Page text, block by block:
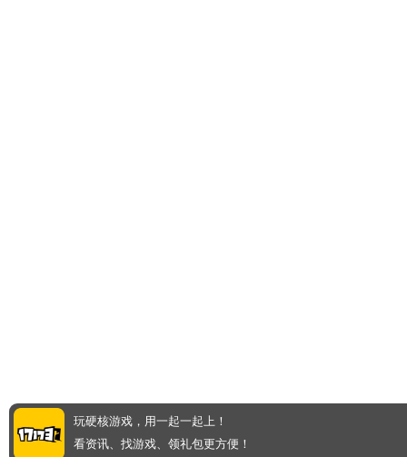
玩硬核游戏，用一起一起上！
看资讯、找游戏、领礼包更方便！